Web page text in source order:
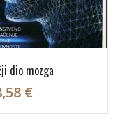
dio mozga
€